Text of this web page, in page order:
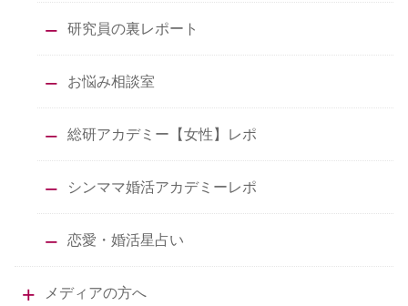
研究員の裏レポート
お悩み相談室
総研アカデミー【女性】レポ
シンママ婚活アカデミーレポ
恋愛・婚活星占い
メディアの方へ